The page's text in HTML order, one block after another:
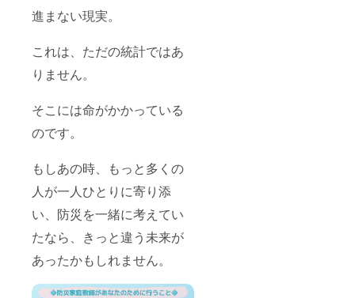
進まない現実。
これは、ただの統計ではあ
りません。
そこには命がかかっている
のです。
もしあの時、もっと多くの
人が一人ひとりに寄り添
い、防災を一緒に考えてい
たなら、きっと違う未来が
あったかもしれません。